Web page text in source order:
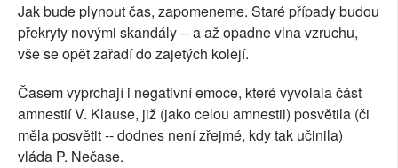
Jak bude plynout čas, zapomeneme. Staré případy budou
překryty novými skandály -- a až opadne vlna vzruchu,
vše se opět zařadí do zajetých kolejí.
Časem vyprchají i negativní emoce, které vyvolala část
amnestií V. Klause, již (jako celou amnestii) posvětila (či
měla posvětit -- dodnes není zřejmé, kdy tak učinila)
vláda P. Nečase.